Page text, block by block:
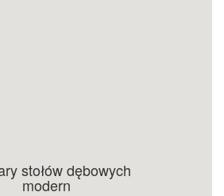
stołów dębowych
modern